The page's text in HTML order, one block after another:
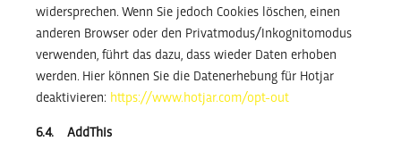
widersprechen. Wenn Sie jedoch Cookies löschen, einen
anderen Browser oder den Privatmodus/Inkognitomodus
verwenden, führt das dazu, dass wieder Daten erhoben
werden. Hier können Sie die Datenerhebung für Hotjar
deaktivieren: https://www.hotjar.com/opt-out
6.4. AddThis